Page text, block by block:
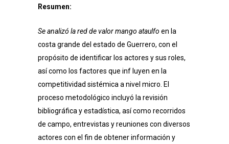
Resumen:
Se analizó la red de valor mango ataulfo en la
costa grande del estado de Guerrero, con el
propósito de identificar los actores y sus roles,
así como los factores que inf luyen en la
competitividad sistémica a nivel micro. El
proceso metodológico incluyó la revisión
bibliográfica y estadística, así como recorridos
de campo, entrevistas y reuniones con diversos
actores con el fin de obtener información y